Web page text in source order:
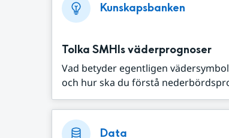
Kunskapsbanken
Tolka SMHIs väderprognoser
Vad betyder egentligen
och hur ska du förstå
Data